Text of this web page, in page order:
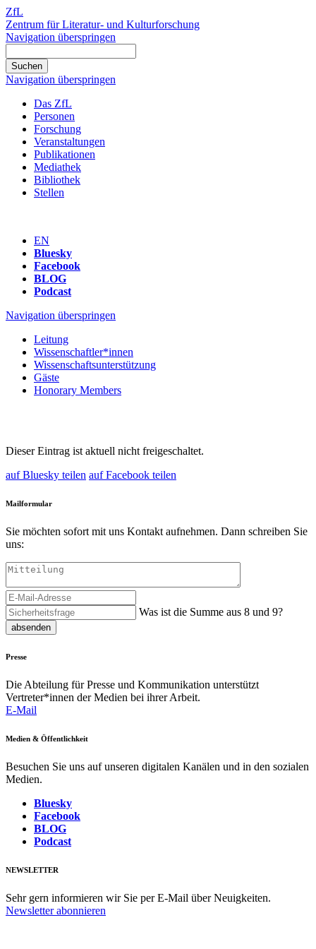
ZfL
Zentrum für Literatur- und Kulturforschung
Navigation überspringen
Navigation überspringen
Das ZfL
Personen
Forschung
Veranstaltungen
Publikationen
Mediathek
Bibliothek
Stellen
EN
Bluesky
Facebook
BLOG
Podcast
Navigation überspringen
Leitung
Wissenschaftler*innen
Wissenschaftsunterstützung
Gäste
Honorary Members
Dieser Eintrag ist aktuell nicht freigeschaltet.
auf Bluesky teilen auf Facebook teilen
Mailformular
Sie möchten sofort mit uns Kontakt aufnehmen. Dann schreiben Sie
uns:
Was ist die Summe aus 8 und 9?
absenden
Presse
Die Abteilung für Presse und Kommunikation unterstützt
Vertreter*innen der Medien bei ihrer Arbeit.
E-Mail
Medien & Öffentlichkeit
Besuchen Sie uns auf unseren digitalen Kanälen und in den sozialen
Medien.
Bluesky
Facebook
BLOG
Podcast
NEWSLETTER
Sehr gern informieren wir Sie per E-Mail über Neuigkeiten.
Newsletter abonnieren